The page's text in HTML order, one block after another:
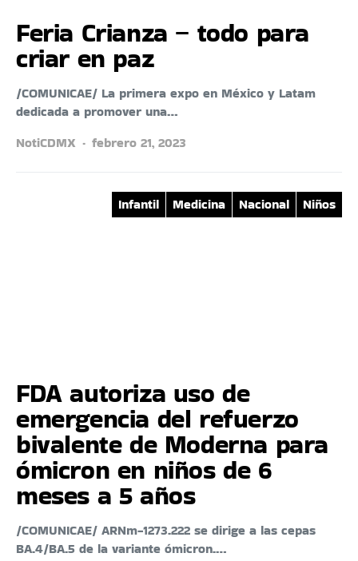
Feria Crianza – todo para
criar en paz
/COMUNICAE/ La primera expo en México y Latam
dedicada a promover una…
NotiCDMX
febrero 21, 2023
Infantil Medicina Nacional Niños
FDA autoriza uso de
emergencia del refuerzo
bivalente de Moderna para
ómicron en niños de 6
meses a 5 años
/COMUNICAE/ ARNm-1273.222 se dirige a las cepas
BA.4/BA.5 de la variante ómicron.…